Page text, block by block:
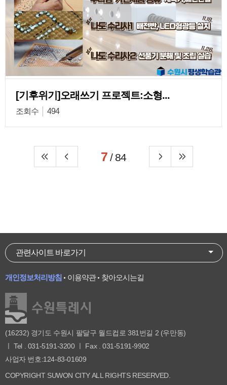
[기후위기]오래쓰기 프로젝트:소형...
조회수 494
7/ 84
개인정보처리방침 이용약관 찾아오시는길
(16232) 경기도 수원시 팔달구 월드컵로 381번길 2 (우만동)
ㅣ Tel . 031-5191-3200 ㅣ Fax . 031-5191-9902
사업자 번호:124-83-01609
COPYRIGHT SUWON CITY ALL RIGHTS RESERVED.
관련사이트 바로가기